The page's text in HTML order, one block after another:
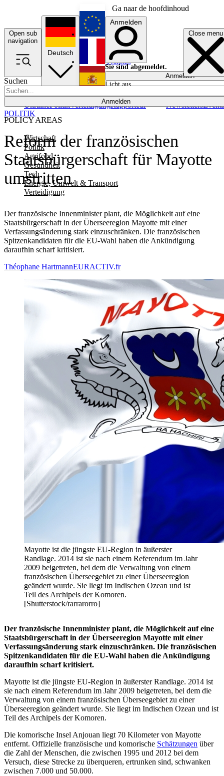
Ga naar de hoofdinhoud
Open sub
navigation
Close menu
Suchen
Anmelden
POLICY AREAS
Wirtschaft
Politik
Agrifood
Gesundheit
Tech
Energie, Umwelt & Transport
Verteidigung
UkrainePolitikVerteidigungRapporteur NewslettersEvents
Deutsch
English
Français
Anmelden
Sie sind abgemeldet.
Anmelden
Licht aus
Reform der französischen
Staatsbürgerschaft für Mayotte
umstritten
Der französische Innenminister plant, die Möglichkeit auf eine
Staatsbürgerschaft in der Überseeregion Mayotte mit einer
Verfassungsänderung stark einzuschränken. Die französischen
Spitzenkandidaten für die EU-Wahl haben die Ankündigung
daraufhin scharf kritisiert.
POLITIK
Théophane HartmannEURACTIV.fr
Mayotte ist die jüngste EU-Region in äußerster
Randlage. 2014 ist sie nach einem Referendum im Jahr
2009 beigetreten, bei dem die Verwaltung von einem
französischen Überseegebiet zu einer Überseeregion
geändert wurde. Sie liegt im Indischen Ozean und ist
Teil des Archipels der Komoren.
[Shutterstock/rarrarorro]
Der französische Innenminister plant, die Möglichkeit auf eine
Staatsbürgerschaft in der Überseeregion Mayotte mit einer
Verfassungsänderung stark einzuschränken. Die französischen
Spitzenkandidaten für die EU-Wahl haben die Ankündigung
daraufhin scharf kritisiert.
Mayotte ist die jüngste EU-Region in äußerster Randlage. 2014 ist
sie nach einem Referendum im Jahr 2009 beigetreten, bei dem die
Verwaltung von einem französischen Überseegebiet zu einer
Überseeregion geändert wurde. Sie liegt im Indischen Ozean und ist
Teil des Archipels der Komoren.
Die komorische Insel Anjouan liegt 70 Kilometer von Mayotte
entfernt. Offizielle französische und komorische Schätzungen über
die Zahl der Menschen, die zwischen 1995 und 2012 bei dem
Versuch, diese Strecke zu überqueren, ertrunken sind, schwanken
zwischen 7.000 und 50.000.